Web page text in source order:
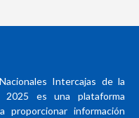
Intercajas de la
2025 es una plataforma
proporcionar información